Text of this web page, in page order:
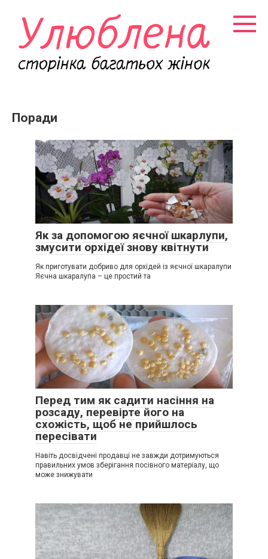
контенту
Поради
Як за допомогою яєчної шкарлупи,
змусити орхідеї знову квітнути
Як приготувати добриво для орхідей із яєчної шкаралупи
Яєчна шкаралупа – це простий та
Перед тим як садити насіння на
розсаду, перевірте його на
схожість, щоб не прийшлось
пересівати
Навіть досвідчені продавці не завжди дотримуються
правильних умов зберігання посівного матеріалу, що
може знижувати